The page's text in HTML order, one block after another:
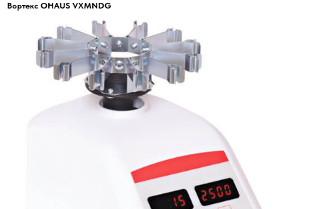
Вортекс OHAUS VXMNDG